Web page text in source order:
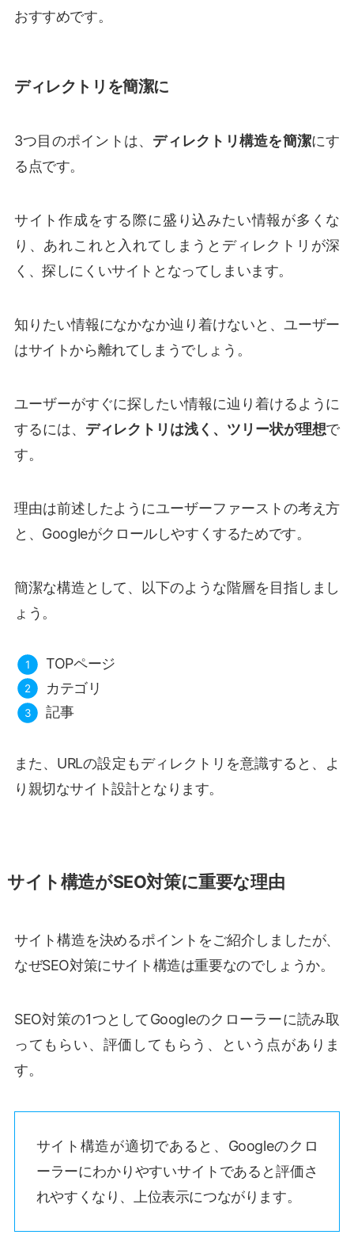
おすすめです。
ディレクトリを簡潔に
3つ目のポイントは、 ディレクトリ構造を簡潔にす
る点です。
サイト作成をする際に盛り込みたい情報が多くな
り、あれこれと入れてしまうとディレクトリが深
く、探しにくいサイトとなってしまいます。
知りたい情報になかなか辿り着けないと、ユーザー
はサイトから離れてしまうでしょう。
ユーザーがすぐに探したい情報に辿り着けるように
するには、 ディレクトリは浅く、ツリー状が理想で
す。
理由は前述したようにユーザーファーストの考え方
と、Googleがクロールしやすくするためです。
簡潔な構造として、以下のような階層を目指しまし
ょう。
TOPページ
カテゴリ
記事
また、URLの設定もディレクトリを意識すると、よ
り親切なサイト設計となります。
サイト構造がSEO対策に重要な理由
サイト構造を決めるポイントをご紹介しましたが、
なぜSEO対策にサイト構造は重要なのでしょうか。
SEO対策の1つとしてGoogleのクローラーに読み取
ってもらい、評価してもらう、という点がありま
す。
サイト構造が適切であると、Googleのクロ
ーラーにわかりやすいサイトであると評価さ
れやすくなり、上位表示につながります。